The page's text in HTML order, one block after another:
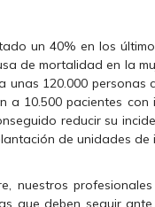
un 40% en los
de mortalidad en la
unas 120.000 personas
a 10.500 pacientes con
reducir su
de unidades de
nuestros
que deben seguir